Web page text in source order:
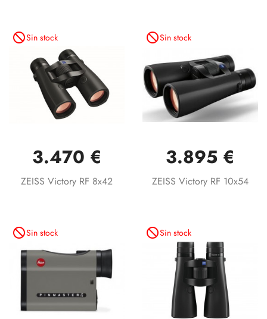
not_interestedSin stock
3.470 €
ZEISS Victory RF 8x42
not_interestedSin stock
3.895 €
ZEISS Victory RF 10x54
not_interestedSin stock not_interestedSin stock